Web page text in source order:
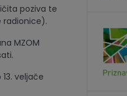
poziva te
radionice).
MZOM
13. veljače